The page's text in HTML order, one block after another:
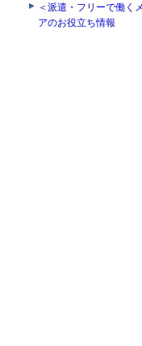
＜派遣・フリーで働く
アのお役立ち情報